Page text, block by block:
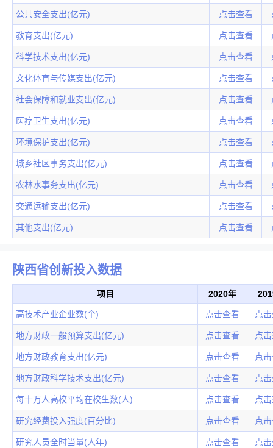
公共安全支出(亿元) 点击查看
教育支出(亿元) 点击查看
科学技术支出(亿元) 点击查看
文化体育与传媒支出(亿元) 点击查看
社会保障和就业支出(亿元) 点击查看
医疗卫生支出(亿元) 点击查看
环境保护支出(亿元) 点击查看
城乡社区事务支出(亿元) 点击查看
农林水事务支出(亿元) 点击查看
交通运输支出(亿元) 点击查看
其他支出(亿元) 点击查看
陕西省创新投入数据
项目 2020年
高技术产业企业数(个) 点击查看 点
地方财政一般预算支出(亿元) 点击查看 点
地方财政教育支出(亿元) 点击查看 点
地方财政科学技术支出(亿元) 点击查看 点
每十万人高校平均在校生数(人) 点击查看 点
研究经费投入强度(百分比) 点击查看 点
研究人员全时当量(人年) 点击查看 点